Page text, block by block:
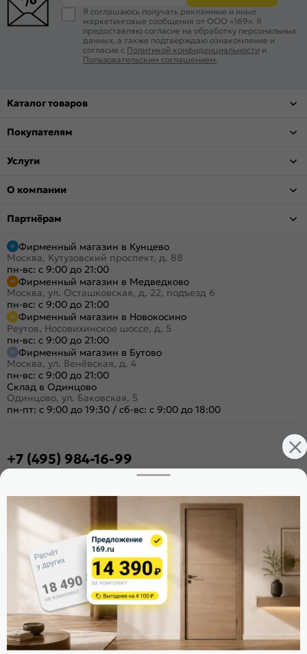
Я соглашаюсь получать рекламные и иные
маркетинговые сообщения от ООО «169». Я
предоставляю согласие на обработку персональных
данных, а также подтверждаю ознакомление и
согласие с Политикой конфиденциальности и
Пользовательским соглашением.
Каталог товаров
Покупателям
Услуги
О компании
Партнёрам
Фирменный магазин в Кунцево
Москва, Кутузовский проспект, д. 88
пн-вс: с 9:00 до 21:00
Фирменный магазин в Медведково
Москва, ул. Осташковская, д. 22, подъезд 6
пн-вс: с 9:00 до 21:00
Фирменный магазин в Новокосино
Реутов, Носовихинское шоссе, д. 5
пн-вс: с 9:00 до 21:00
Фирменный магазин в Бутово
Москва, ул. Венёвская, д. 4
пн-вс: с 9:00 до 21:00
Склад в Одинцово
Одинцово, ул. Баковская, 5
пн-пт: с 9:00 до 19:30 / сб-вс: с 9:00 до 18:00
+7 (495) 984-16-99
Поделиться
Оцените магазин
ИКС 1340
© 2010—2026 Склад Дверей 169.RU